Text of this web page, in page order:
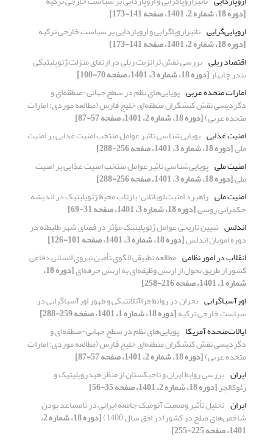
[دوره 18، شماره 2، 1401، صفحه 141-173]
اروپایی‌گرایی تاثیراروپاگرایی و اروپازدایی بر سیاست خارجی ترکیه
[دوره 18، شماره 2، 1401، صفحه 141-173]
اقتصاد ریلی بررسی نقش ترانزیت ریلی در ارتقای منزلت ژئوپلیتیکی
بندر چابهار[دوره 18، شماره 3، 1401، صفحه 70-100]
امارات متحده عربی پویایی‌های نظم در سطح جهانی-منطقه‌ای و
دگردیسی نقش کنشگران منطقه‌ای خلیج فارس (مطالعه موردی: امارات
متحده عربی)[دوره 18، شماره 2، 1401، صفحه 57-87]
امنیت غذایی پویایی‌شناسی تاثیر عوامل منتخب امنیت غذایی بر امنیت
ملی[دوره 18، شماره 3، 1401، صفحه 256-288]
امنیت ملی پویایی‌شناسی تاثیر عوامل منتخب امنیت غذایی بر امنیت
ملی[دوره 18، شماره 3، 1401، صفحه 256-288]
امنیت ملی راهبرد امنیت لویاتانی: بازتاب محیط ژئوپلیتیک در اندیشه
حکمرانی روسی[دوره 18، شماره 3، 1401، صفحه 31-69]
اندلس تبیین تاریخی عوامل ژئوپلیتیک مؤثر در فضای شهر طلیطله در
دوره امویان اندلس[دوره 18، شماره 3، 1401، صفحه 101-126]
انقلاب در امور نظامی مطالعه تطبیقی الگوی تأمین نیروی انسانی دفاعی
کشور از طریق تحول از ارتش وظیفه‌ای به ارتش حرفه‌ای [دوره 18،
شماره 1، 1401، صفحه 216-258]
اورآسیاگرایی بحران در روابط فراآتلانتیکی و ظهور اورآسیاگرایی در
سیاست خارجی ترکیه[دوره 18، شماره 1، 1401، صفحه 259-288]
ایالات‌متحده آمریکا پویایی‌های نظم در سطح جهانی-منطقه‌ای و
دگردیسی نقش کنشگران منطقه‌ای خلیج فارس (مطالعه موردی: امارات
متحده عربی)[دوره 18، شماره 2، 1401، صفحه 57-87]
ایران بررسی روابط ایران و تاجیکستان از منظر هیدروپلیتیک و
ژئوکالچر[دوره 18، شماره 2، 1401، صفحه 35-56]
ایران تحلیل تأثیر وضعیت آنومیک جامعه ایرانی در نامساعد بودن
شاخص‌های صلح در کشور(در افق سال 1400) [دوره 18، شماره 2،
1401، صفحه 225-255]